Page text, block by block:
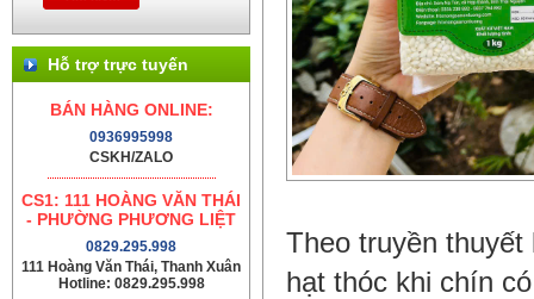
Hỗ trợ trực tuyến
BÁN HÀNG ONLINE:
0936995998
CSKH/ZALO
CS1: 111 HOÀNG VĂN THÁI
- PHƯỜNG PHƯƠNG LIỆT
0829.295.998
111 Hoàng Văn Thái, Thanh Xuân
Hotline: 0829.295.998
Theo truyền thuyết
hạt thóc khi chín